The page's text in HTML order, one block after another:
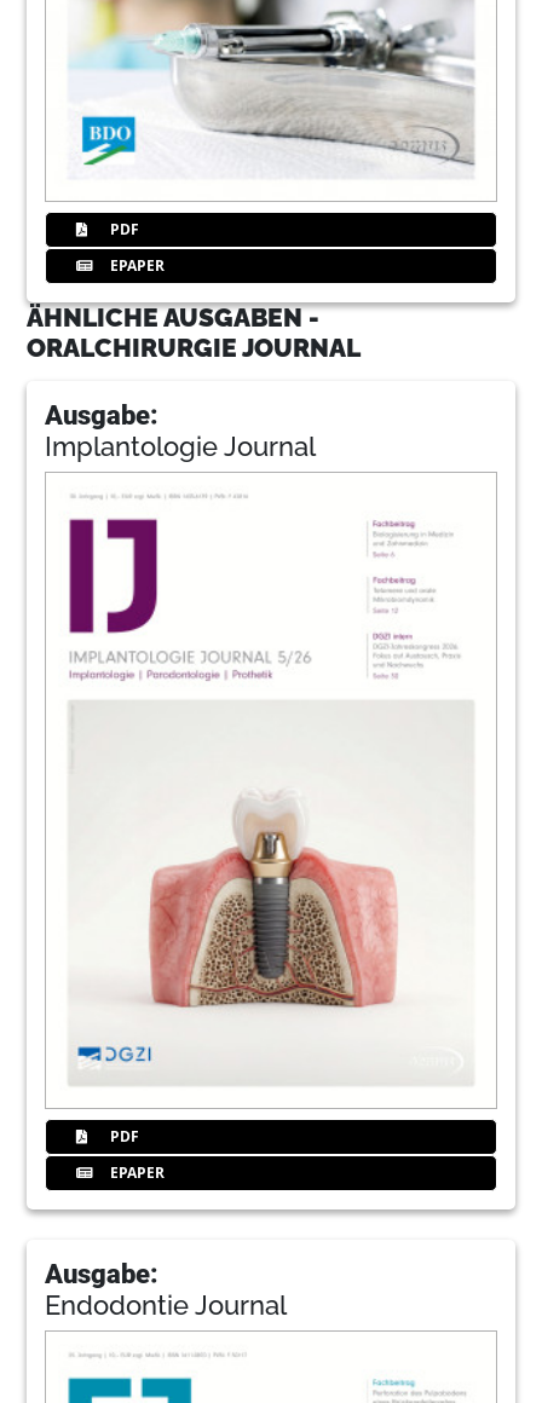
PDF
EPAPER
ÄHNLICHE AUSGABEN -
ORALCHIRURGIE JOURNAL
Ausgabe:
Implantologie Journal
PDF
EPAPER
Ausgabe:
Endodontie Journal